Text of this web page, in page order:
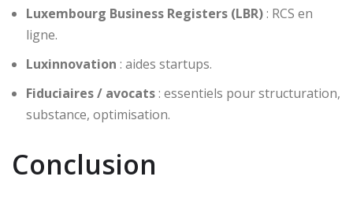
Luxembourg Business Registers (LBR): RCS en
ligne.
Luxinnovation : aides startups.
Fiduciaires / avocats: essentiels pour structuration,
substance, optimisation.
Conclusion